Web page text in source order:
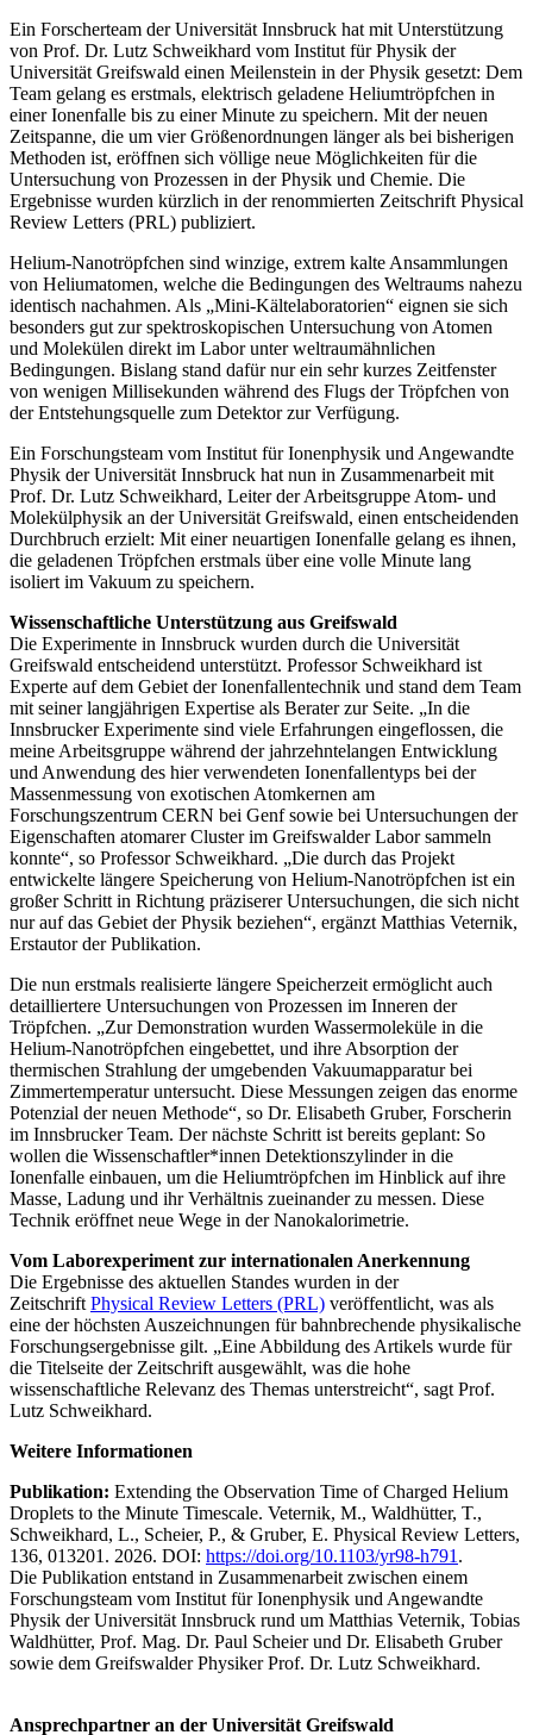
Ein Forscherteam der Universität Innsbruck hat mit Unterstützung
von Prof. Dr. Lutz Schweikhard vom Institut für Physik der
Universität Greifswald einen Meilenstein in der Physik gesetzt: Dem
Team gelang es erstmals, elektrisch geladene Heliumtröpfchen in
einer Ionenfalle bis zu einer Minute zu speichern. Mit der neuen
Zeitspanne, die um vier Größenordnungen länger als bei bisherigen
Methoden ist, eröffnen sich völlige neue Möglichkeiten für die
Untersuchung von Prozessen in der Physik und Chemie. Die
Ergebnisse wurden kürzlich in der renommierten Zeitschrift Physical
Review Letters (PRL) publiziert.
Helium-Nanotröpfchen sind winzige, extrem kalte Ansammlungen
von Heliumatomen, welche die Bedingungen des Weltraums nahezu
identisch nachahmen. Als „Mini-Kältelaboratorien“ eignen sie sich
besonders gut zur spektroskopischen Untersuchung von Atomen
und Molekülen direkt im Labor unter weltraumähnlichen
Bedingungen. Bislang stand dafür nur ein sehr kurzes Zeitfenster
von wenigen Millisekunden während des Flugs der Tröpfchen von
der Entstehungsquelle zum Detektor zur Verfügung.
Ein Forschungsteam vom Institut für Ionenphysik und Angewandte
Physik der Universität Innsbruck hat nun in Zusammenarbeit mit
Prof. Dr. Lutz Schweikhard, Leiter der Arbeitsgruppe Atom- und
Molekülphysik an der Universität Greifswald, einen entscheidenden
Durchbruch erzielt: Mit einer neuartigen Ionenfalle gelang es ihnen,
die geladenen Tröpfchen erstmals über eine volle Minute lang
isoliert im Vakuum zu speichern.
Wissenschaftliche Unterstützung aus Greifswald
Die Experimente in Innsbruck wurden durch die Universität
Greifswald entscheidend unterstützt. Professor Schweikhard ist
Experte auf dem Gebiet der Ionenfallentechnik und stand dem Team
mit seiner langjährigen Expertise als Berater zur Seite. „In die
Innsbrucker Experimente sind viele Erfahrungen eingeflossen, die
meine Arbeitsgruppe während der jahrzehntelangen Entwicklung
und Anwendung des hier verwendeten Ionenfallentyps bei der
Massenmessung von exotischen Atomkernen am
Forschungszentrum CERN bei Genf sowie bei Untersuchungen der
Eigenschaften atomarer Cluster im Greifswalder Labor sammeln
konnte“, so Professor Schweikhard. „Die durch das Projekt
entwickelte längere Speicherung von Helium-Nanotröpfchen ist ein
großer Schritt in Richtung präziserer Untersuchungen, die sich nicht
nur auf das Gebiet der Physik beziehen“, ergänzt Matthias Veternik,
Erstautor der Publikation.
Die nun erstmals realisierte längere Speicherzeit ermöglicht auch
detailliertere Untersuchungen von Prozessen im Inneren der
Tröpfchen. „Zur Demonstration wurden Wassermoleküle in die
Helium-Nanotröpfchen eingebettet, und ihre Absorption der
thermischen Strahlung der umgebenden Vakuumapparatur bei
Zimmertemperatur untersucht. Diese Messungen zeigen das enorme
Potenzial der neuen Methode“, so Dr. Elisabeth Gruber, Forscherin
im Innsbrucker Team. Der nächste Schritt ist bereits geplant: So
wollen die Wissenschaftler*innen Detektionszylinder in die
Ionenfalle einbauen, um die Heliumtröpfchen im Hinblick auf ihre
Masse, Ladung und ihr Verhältnis zueinander zu messen. Diese
Technik eröffnet neue Wege in der Nanokalorimetrie.
Vom Laborexperiment zur internationalen Anerkennung
Die Ergebnisse des aktuellen Standes wurden in der
Zeitschrift Physical Review Letters (PRL) veröffentlicht, was als
eine der höchsten Auszeichnungen für bahnbrechende physikalische
Forschungsergebnisse gilt. „Eine Abbildung des Artikels wurde für
die Titelseite der Zeitschrift ausgewählt, was die hohe
wissenschaftliche Relevanz des Themas unterstreicht“, sagt Prof.
Lutz Schweikhard.
Weitere Informationen
Publikation: Extending the Observation Time of Charged Helium
Droplets to the Minute Timescale. Veternik, M., Waldhütter, T.,
Schweikhard, L., Scheier, P., & Gruber, E. Physical Review Letters,
136, 013201. 2026. DOI: https://doi.org/10.1103/yr98-h791 .
Die Publikation entstand in Zusammenarbeit zwischen einem
Forschungsteam vom Institut für Ionenphysik und Angewandte
Physik der Universität Innsbruck rund um Matthias Veternik, Tobias
Waldhütter, Prof. Mag. Dr. Paul Scheier und Dr. Elisabeth Gruber
sowie dem Greifswalder Physiker Prof. Dr. Lutz Schweikhard.
Ansprechpartner an der Universität Greifswald